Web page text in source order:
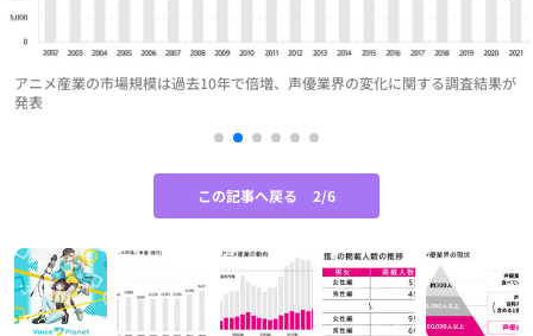
アニメ産業の市場規模は過去10年で倍増、声優業界の変化に関する調査結果が
発表
この記事へ戻る 2/6